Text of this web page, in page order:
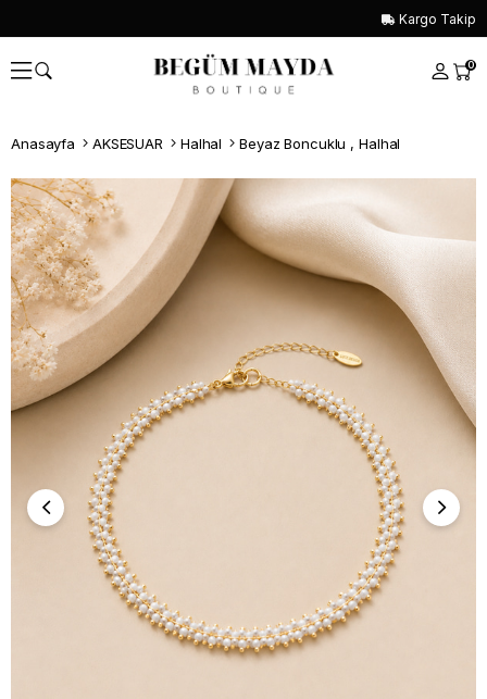
Kargo Takip
0
Anasayfa AKSESUAR Halhal Beyaz Boncuklu , Halhal
Whatsapp İle Sipariş ver